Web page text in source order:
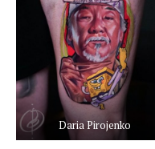
Daria Pirojenko